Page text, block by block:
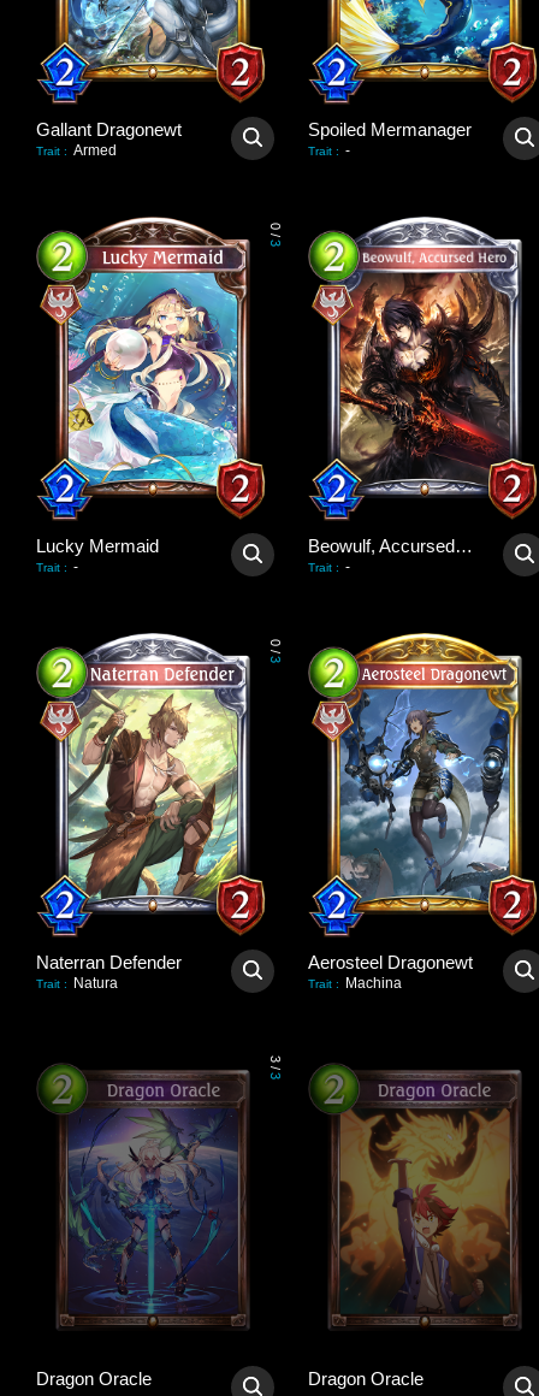
Gallant Dragonewt
Trait : Armed
Spoiled Mermanager
Trait : -
0
/
3
Lucky Mermaid
Trait : -
Beowulf, Accursed Hero
Trait : -
0
/
3
Naterran Defender
Trait : Natura
Aerosteel Dragonewt
Trait : Machina
3
/
3
Dragon Oracle Dragon Oracle